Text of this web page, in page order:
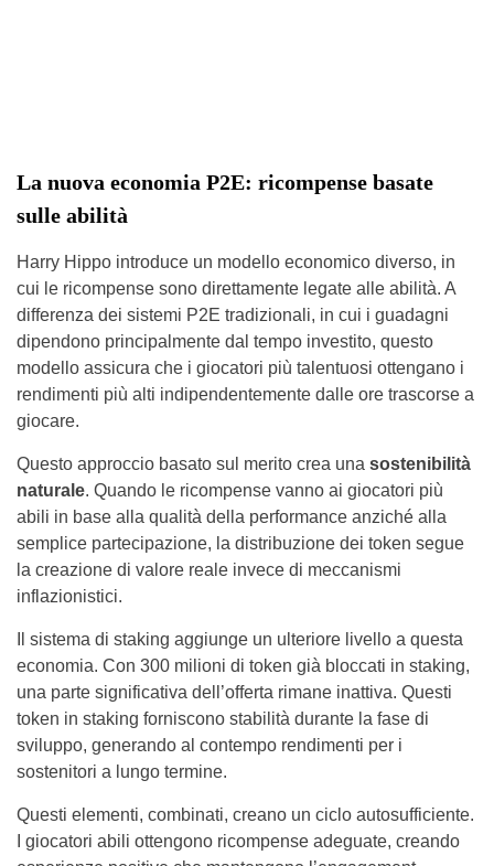
La nuova economia P2E: ricompense basate
sulle abilità
Harry Hippo introduce un modello economico diverso, in
cui le ricompense sono direttamente legate alle abilità. A
differenza dei sistemi P2E tradizionali, in cui i guadagni
dipendono principalmente dal tempo investito, questo
modello assicura che i giocatori più talentuosi ottengano i
rendimenti più alti indipendentemente dalle ore trascorse a
giocare.
Questo approccio basato sul merito crea una sostenibilità
naturale. Quando le ricompense vanno ai giocatori più
abili in base alla qualità della performance anziché alla
semplice partecipazione, la distribuzione dei token segue
la creazione di valore reale invece di meccanismi
inflazionistici.
Il sistema di staking aggiunge un ulteriore livello a questa
economia. Con 300 milioni di token già bloccati in staking,
una parte significativa dell’offerta rimane inattiva. Questi
token in staking forniscono stabilità durante la fase di
sviluppo, generando al contempo rendimenti per i
sostenitori a lungo termine.
Questi elementi, combinati, creano un ciclo autosufficiente.
I giocatori abili ottengono ricompense adeguate, creando